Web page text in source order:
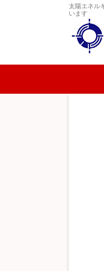
太陽エネル
います
コンテン